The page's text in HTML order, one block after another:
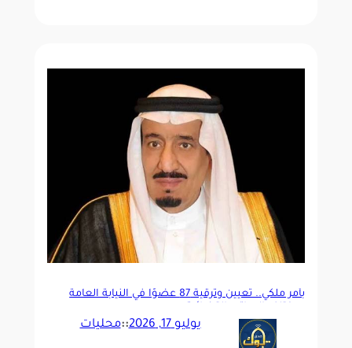
بأمر ملكي.. تعيين وترقية 87 عضوًا في النيابة العامة
يوليو 17, 2026 ::محليات